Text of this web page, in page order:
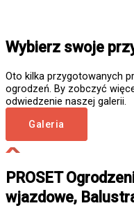
Wybierz swoje
Oto kilka przygotowanych
ogrodzeń. By zobczyć
odwiedzenie naszej galerii.
Galeria
PROSET
wjazdowe,